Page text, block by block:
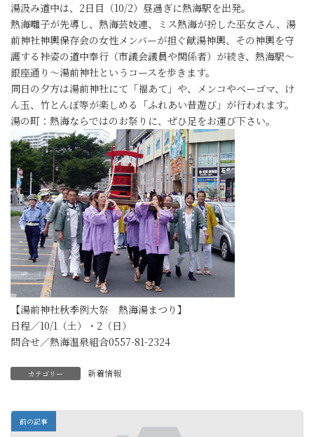
湯汲み道中は、2日目（10/2）昼過ぎに熱海駅を出発。
熱海囃子が先導し、熱海芸妓連、ミス熱海が扮した巫女さん、湯
前神社神輿保存会の女性メンバーが担ぐ献湯神輿、その神輿を守
護する裃姿の道中奉行（市議会議員や関係者）が続き、熱海駅～
銀座通り～湯前神社というコースを歩きます。
同日の夕方は湯前神社にて「福あて」や、メンコやベーゴマ、け
ん玉、竹とんぼ等が楽しめる「ふれあい昔遊び」が行われます。
湯の町：熱海ならではのお祭りに、ぜひ足をお運び下さい。
【湯前神社秋季例大祭 熱海湯まつり】
日程／10/1（土）・2（日）
問合せ／熱海温泉組合0557-81-2324
カテゴリー 新着情報
前の記事